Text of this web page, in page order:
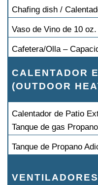
Chafing dish /
Vaso de Vino de 10
Cafetera/Olla –
CALENTADOR
(OUTDOOR
Calentador de Patio
Tanque de gas Propano
Tanque de Propano